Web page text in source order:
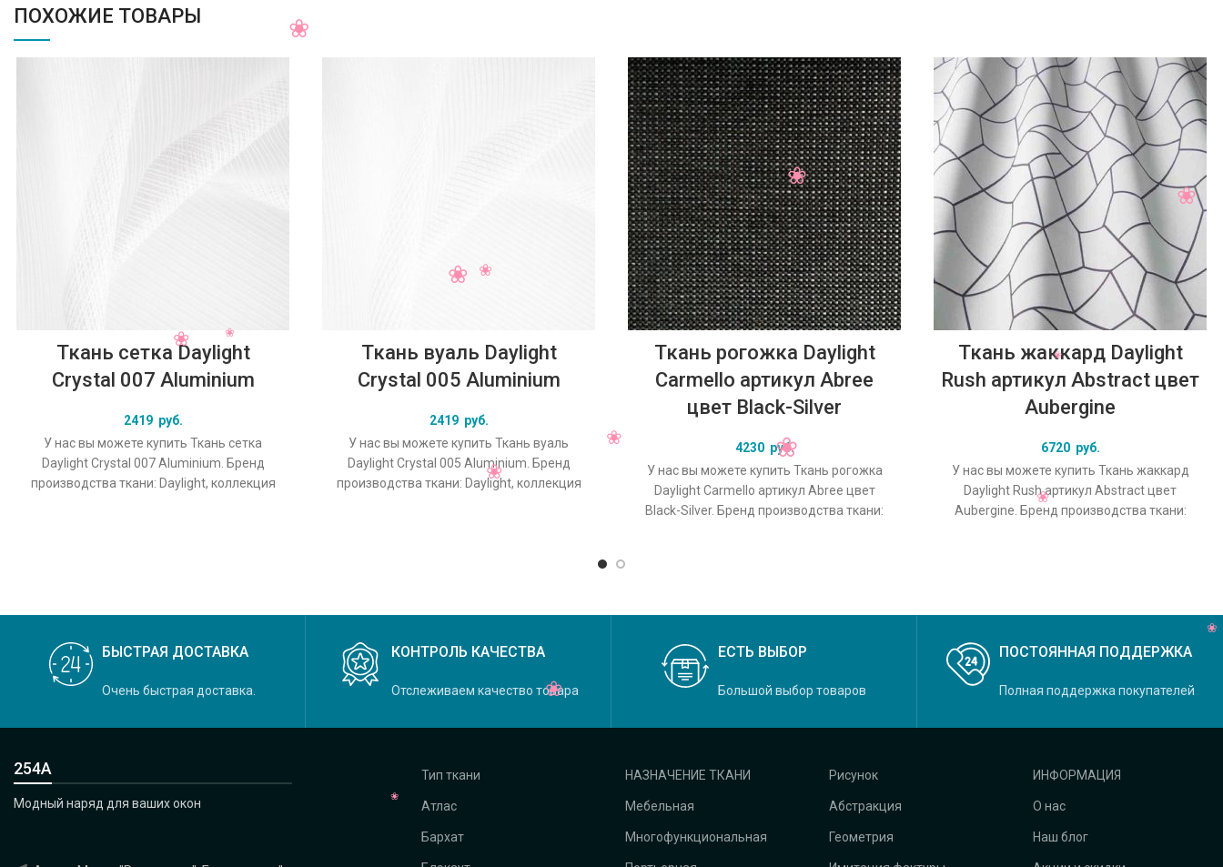
ПОХОЖИЕ ТОВАРЫ
Ткань сетка Daylight
Crystal 007 Aluminium
2419 руб.
У нас вы можете купить Ткань сетка
Daylight Crystal 007 Aluminium. Бренд
производства ткани: Daylight, коллекция
Ткань вуаль Daylight
Crystal 005 Aluminium
2419 руб.
У нас вы можете купить Ткань вуаль
Daylight Crystal 005 Aluminium. Бренд
производства ткани: Daylight, коллекция
Ткань рогожка Daylight
Carmello артикул Abree
цвет Black-Silver
4230 руб.
У нас вы можете купить Ткань рогожка
Daylight Carmello артикул Abree цвет
Black-Silver. Бренд производства ткани:
Ткань жаккард Daylight
Rush артикул Abstract цвет
Aubergine
6720 руб.
У нас вы можете купить Ткань жаккард
Daylight Rush артикул Abstract цвет
Aubergine. Бренд производства ткани:
БЫСТРАЯ ДОСТАВКА
Очень быстрая доставка.
КОНТРОЛЬ КАЧЕСТВА
Отслеживаем качество товара
ЕСТЬ ВЫБОР
Большой выбор товаров
ПОСТОЯННАЯ ПОДДЕРЖКА
Полная поддержка покупателей
254А
Модный наряд для ваших окон
Тип ткани
Атлас
Бархат
НАЗНАЧЕНИЕ ТКАНИ
Мебельная
Многофункциональная
Рисунок
Абстракция
Геометрия
ИНФОРМАЦИЯ
О нас
Наш блог